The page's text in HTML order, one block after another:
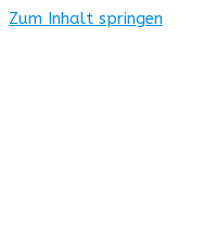
Zum Inhalt springen